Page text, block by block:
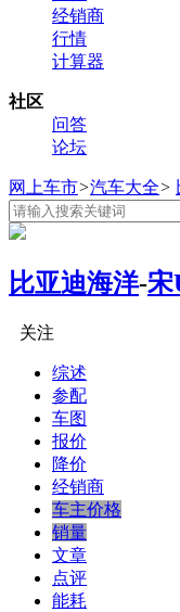
经销商
行情
计算器
社区
问答
论坛
网上车市>汽车大全>
比亚迪海洋-宋
关注
综述
参配
车图
报价
降价
经销商
车主价格
销量
文章
点评
能耗